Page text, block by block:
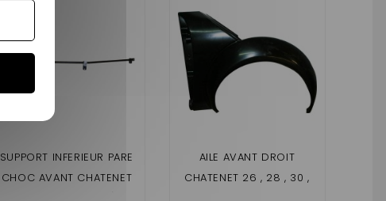
SUPPORT INFERIEUR PARE
CHOC AVANT CHATENET
AILE AVANT DROIT
CHATENET 26 , 28 , 30 ,